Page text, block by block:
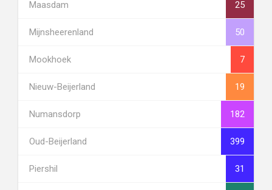
Maasdam 25
Mijnsheerenland 50
Mookhoek 7
Nieuw-Beijerland 19
Numansdorp 182
Oud-Beijerland 399
Piershil 31